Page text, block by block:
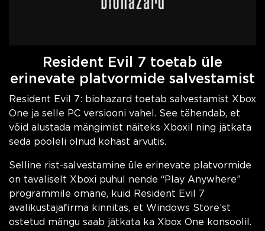
Resident Evil 7 toetab üle
erinevate platvormide salvestamist
Resident Evil 7: biohazard toetab salvestamist Xbox
One ja selle PC versiooni vahel. See tähendab, et
võid alustada mängimist näiteks Xboxil ning jätkata
seda pooleli olnud kohast arvutis.
Selline rist-salvestamine üle erinevate platvormide
on tavaliselt Xboxi puhul nende “Play Anywhere”
programmile omane, kuid Resident Evil 7
avalikustajafirma kinnitas, et Windows Store’st
ostetud mängu saab jätkata ka Xbox One konsoolil.